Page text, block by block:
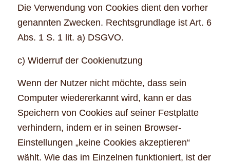
Die Verwendung von Cookies dient den vorher
genannten Zwecken. Rechtsgrundlage ist Art. 6
Abs. 1 S. 1 lit. a) DSGVO.
c) Widerruf der Cookienutzung
Wenn der Nutzer nicht möchte, dass sein
Computer wiedererkannt wird, kann er das
Speichern von Cookies auf seiner Festplatte
verhindern, indem er in seinen Browser-
Einstellungen „keine Cookies akzeptieren“
wählt. Wie das im Einzelnen funktioniert, ist der